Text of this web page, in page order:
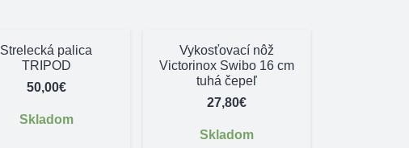
Strelecká palica
TRIPOD
50,00€
Skladom
Vykosťovací nôž
Victorinox Swibo 16 cm
tuhá čepeľ
27,80€
Skladom